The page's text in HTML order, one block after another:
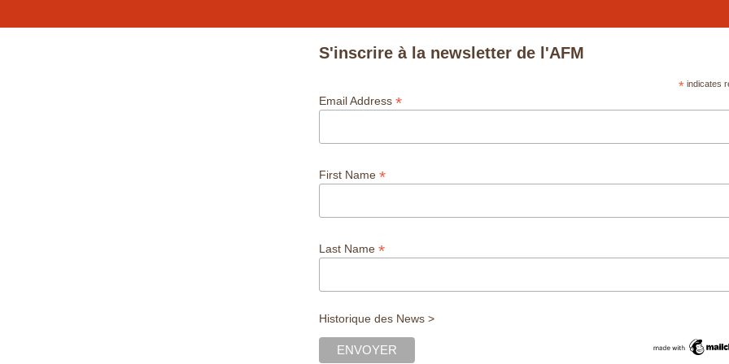
S'inscrire à la newsletter de l'AFM
*indicates
Email Address *
First Name *
Last Name *
Historique des News >